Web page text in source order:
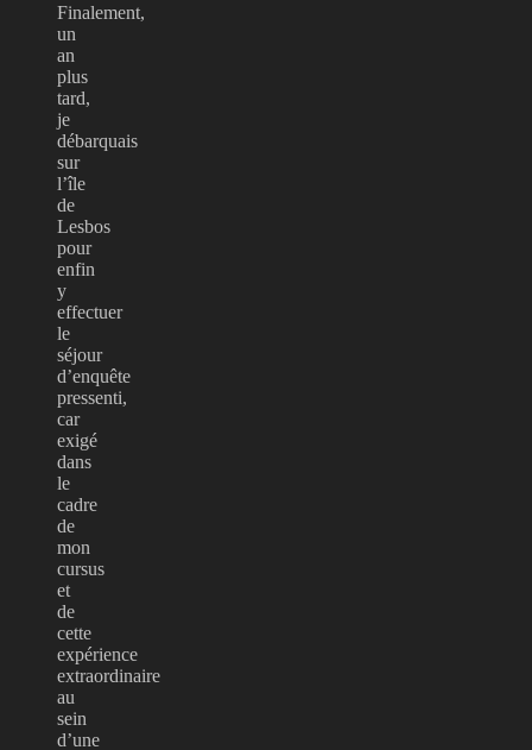
Finalement,
un
an
plus
tard,
je
débarquais
sur
l’île
de
Lesbos
pour
enfin
y
effectuer
le
séjour
d’enquête
pressenti,
car
exigé
dans
le
cadre
de
mon
cursus
et
de
cette
expérience
extraordinaire
au
sein
d’une